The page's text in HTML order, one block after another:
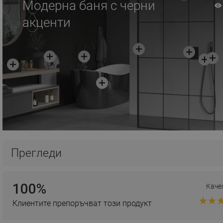
Модерна баня с черни
акценти
Прегледи
100%
Клиентите препоръчват този продукт